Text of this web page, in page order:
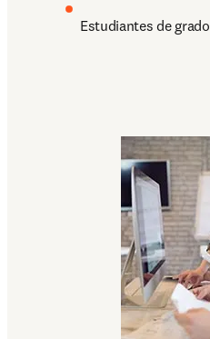
Estudiantes de grado